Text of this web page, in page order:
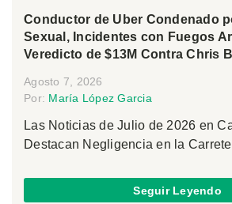
Conductor de Uber Condenado
Sexual, Incidentes con Fuegos
Veredicto de $13M Contra Chris
Agosto 7, 2026
Por: María López Garcia
Las Noticias de Julio de 2026 en
Destacan Negligencia en la
Seguir Leyendo